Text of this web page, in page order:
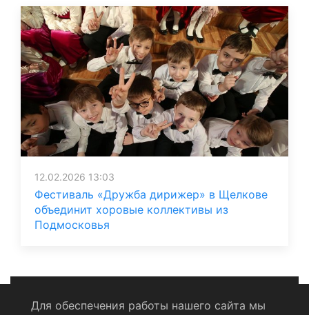
12.02.2026 13:03
Фестиваль «Дружба дирижер» в Щелкове
объединит хоровые коллективы из
Подмосковья
Для обеспечения работы нашего сайта мы